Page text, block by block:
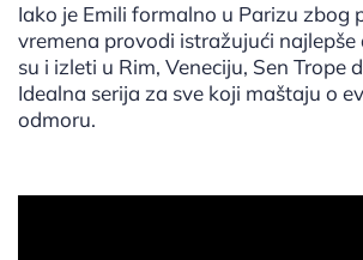
Iako je Emili formalno u Parizu zbog
vremena provodi istražujući najlepše
su i izleti u Rim, Veneciju, Sen Trope
Idealna serija za sve koji maštaju o
odmoru.